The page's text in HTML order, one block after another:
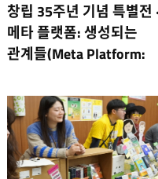
창립 35주년 기념 특별전
메타 플랫폼: 생성되는
관계들(Meta Platform:
개최